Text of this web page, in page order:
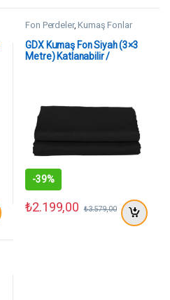
Fon Perdeler,Kumaş Fonlar
GDX Kumaş Fon Siyah (3×3
Metre) Katlanabilir /
-39%
₺2.199,00 ₺3.579,00